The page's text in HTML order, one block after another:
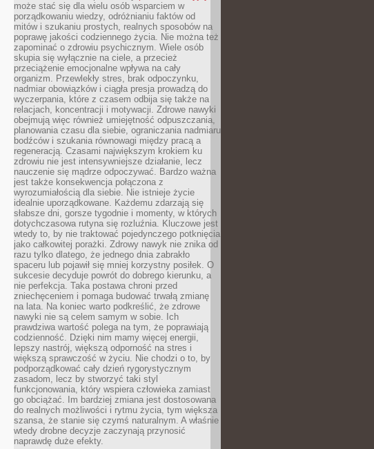
może stać się dla wielu osób wsparciem w
porządkowaniu wiedzy, odróżnianiu faktów od
mitów i szukaniu prostych, realnych sposobów na
poprawę jakości codziennego życia. Nie można też
zapominać o zdrowiu psychicznym. Wiele osób
skupia się wyłącznie na ciele, a przecież
przeciążenie emocjonalne wpływa na cały
organizm. Przewlekły stres, brak odpoczynku,
nadmiar obowiązków i ciągła presja prowadzą do
wyczerpania, które z czasem odbija się także na
relacjach, koncentracji i motywacji. Zdrowe nawyki
obejmują więc również umiejętność odpuszczania,
planowania czasu dla siebie, ograniczania nadmiaru
bodźców i szukania równowagi między pracą a
regeneracją. Czasami największym krokiem ku
zdrowiu nie jest intensywniejsze działanie, lecz
nauczenie się mądrze odpoczywać. Bardzo ważna
jest także konsekwencja połączona z
wyrozumiałością dla siebie. Nie istnieje życie
idealnie uporządkowane. Każdemu zdarzają się
słabsze dni, gorsze tygodnie i momenty, w których
dotychczasowa rutyna się rozluźnia. Kluczowe jest
wtedy to, by nie traktować pojedynczego potknięcia
jako całkowitej porażki. Zdrowy nawyk nie znika od
razu tylko dlatego, że jednego dnia zabrakło
spaceru lub pojawił się mniej korzystny posiłek. O
sukcesie decyduje powrót do dobrego kierunku, a
nie perfekcja. Taka postawa chroni przed
zniechęceniem i pomaga budować trwałą zmianę
na lata. Na koniec warto podkreślić, że zdrowe
nawyki nie są celem samym w sobie. Ich
prawdziwa wartość polega na tym, że poprawiają
codzienność. Dzięki nim mamy więcej energii,
lepszy nastrój, większą odporność na stres i
większą sprawczość w życiu. Nie chodzi o to, by
podporządkować cały dzień rygorystycznym
zasadom, lecz by stworzyć taki styl
funkcjonowania, który wspiera człowieka zamiast
go obciążać. Im bardziej zmiana jest dostosowana
do realnych możliwości i rytmu życia, tym większa
szansa, że stanie się czymś naturalnym. A właśnie
wtedy drobne decyzje zaczynają przynosić
naprawdę duże efekty.